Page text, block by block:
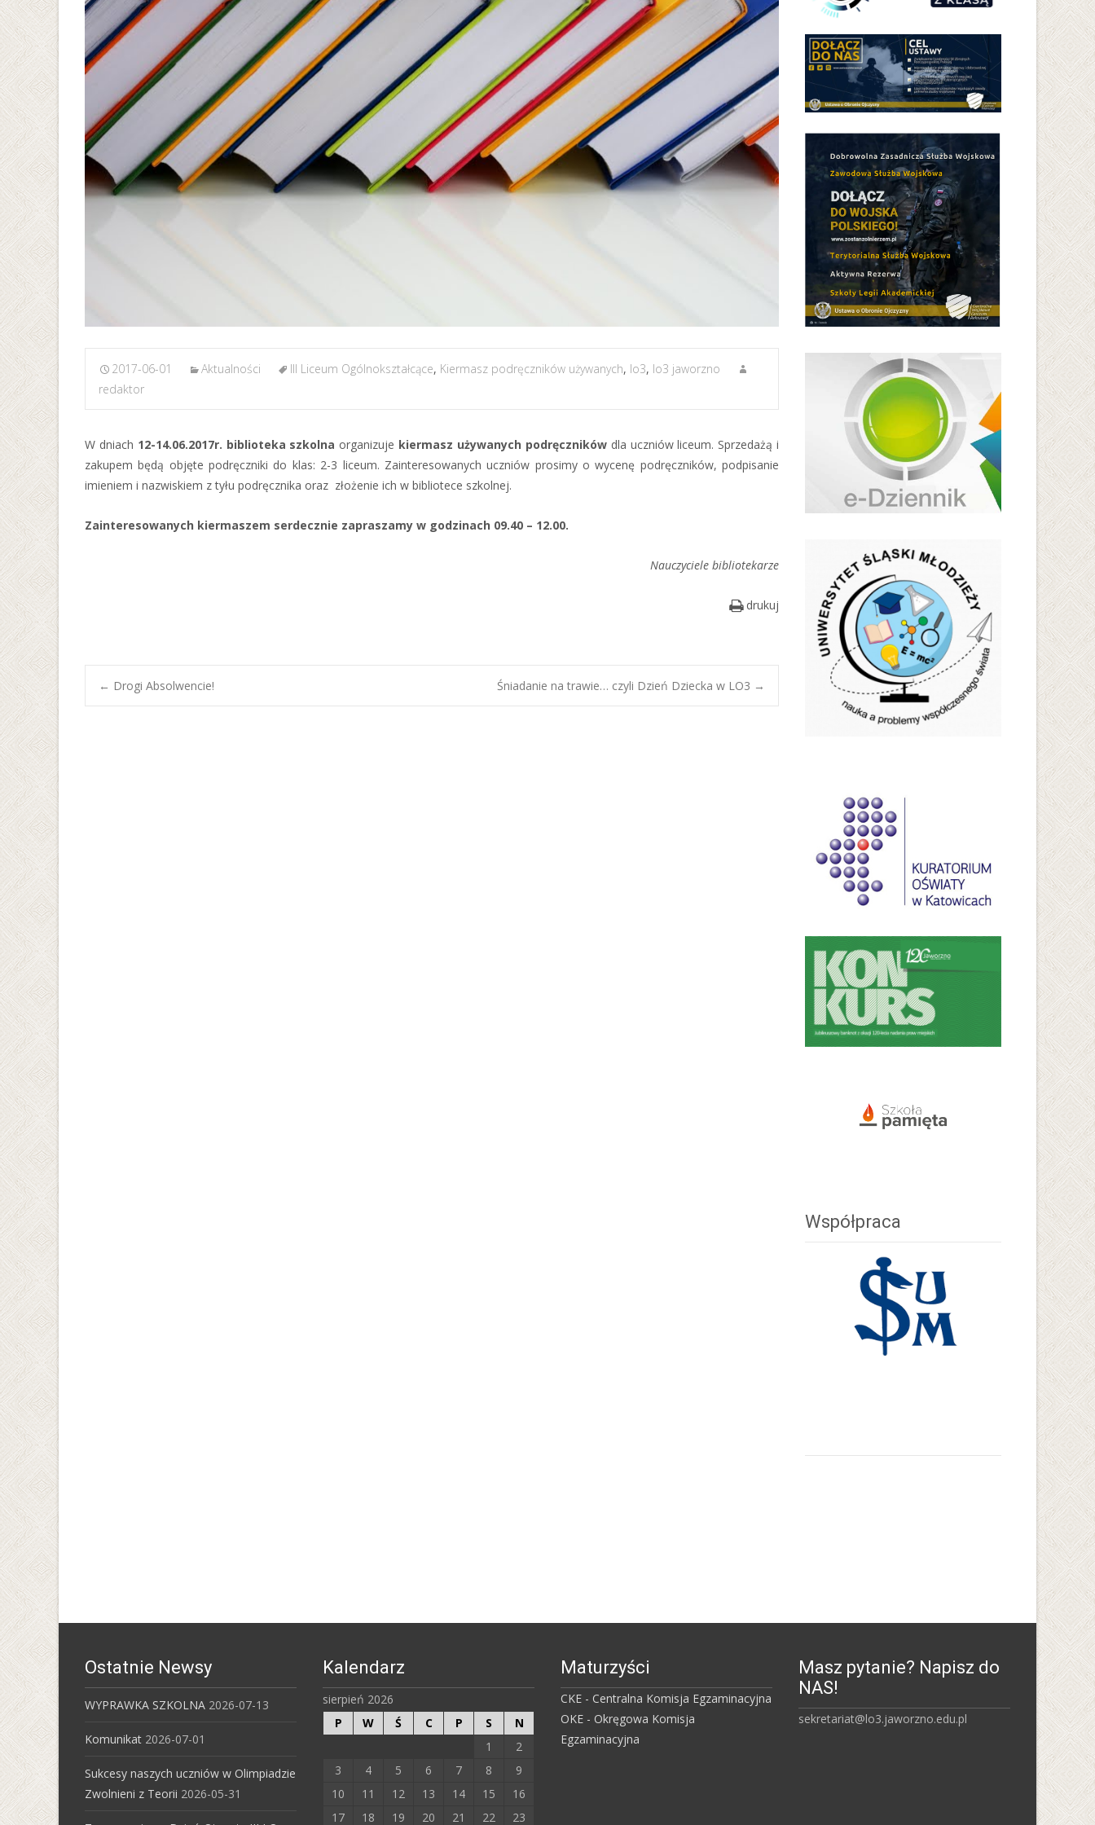
2017-06-01 Aktualności III Liceum Ogólnokształcące, Kiermasz podręczników używanych, lo3, lo3 jaworzno
redaktor
W dniach 12-14.06.2017r. biblioteka szkolna organizuje kiermasz używanych podręczników dla uczniów liceum. Sprzedażą i
zakupem będą objęte podręczniki do klas: 2-3 liceum. Zainteresowanych uczniów prosimy o wycenę podręczników, podpisanie
imieniem i nazwiskiem z tyłu podręcznika oraz złożenie ich w bibliotece szkolnej.
Zainteresowanych kiermaszem serdecznie zapraszamy w godzinach 09.40 – 12.00.
Nauczyciele bibliotekarze
drukuj
Post
← Drogi Absolwencie! Śniadanie na trawie… czyli Dzień Dziecka w LO3 →
Współpraca
Ostatnie Newsy
WYPRAWKA SZKOLNA 2026-07-13
Komunikat 2026-07-01
Sukcesy naszych uczniów w Olimpiadzie
Zwolnieni z Teorii 2026-05-31
Kalendarz
sierpień 2026
P
W Ś C P S
N
1
2
3
4 5 6 7 8
9
10
11 12 13 14 15
16
17
18 19 20 21 22 23
Maturzyści
CKE - Centralna Komisja Egzaminacyjna
OKE - Okręgowa Komisja
Egzaminacyjna
Masz pytanie? Napisz do
NAS!
sekretariat@lo3.jaworzno.edu.pl